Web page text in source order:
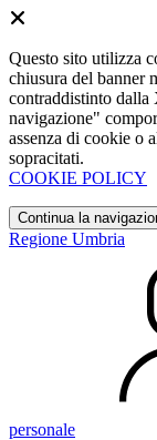
Questo sito utilizza
chiusura del banner
contraddistinto dalla
navigazione"
assenza di cookie o
sopracitati.
COOKIE POLICY
Continua la
Regione Umbria
personale